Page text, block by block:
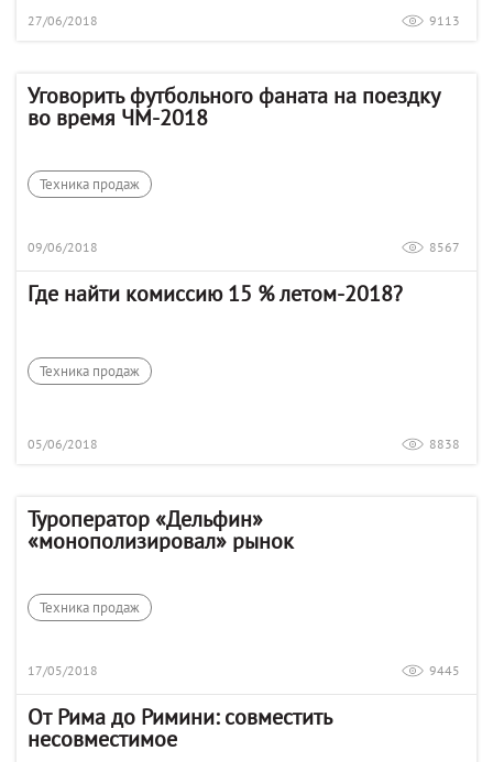
27/06/2018 9113
Уговорить футбольного фаната на поездку
во время ЧМ-2018
Техника продаж
09/06/2018 8567
Где найти комиссию 15 % летом-2018?
Техника продаж
05/06/2018 8838
Туроператор «Дельфин»
«монополизировал» рынок
Техника продаж
17/05/2018 9445
От Рима до Римини: совместить
несовместимое